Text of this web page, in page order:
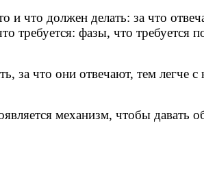
и что должен делать: за что
требуется: фазы, что
за что они отвечают, тем легче
механизм, чтобы давать